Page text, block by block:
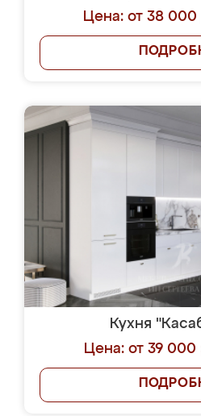
Цена: от 38 000
Кухня
Цена: от 39 000